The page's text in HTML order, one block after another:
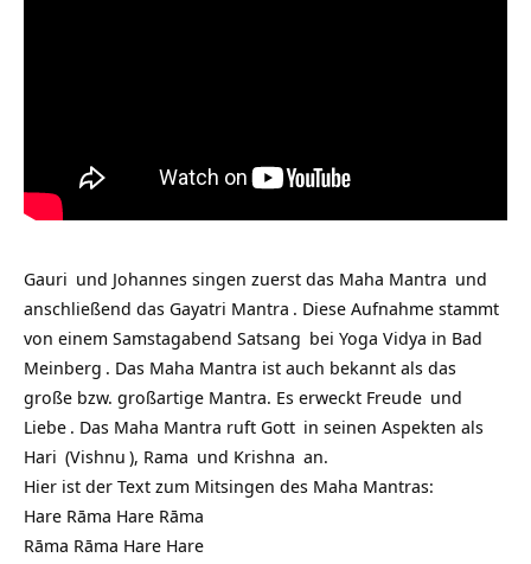
Gauri und Johannes singen zuerst das Maha Mantra und
anschließend das Gayatri Mantra . Diese Aufnahme stammt
von einem Samstagabend Satsang bei Yoga Vidya in Bad
Meinberg . Das Maha Mantra ist auch bekannt als das
große bzw. großartige Mantra. Es erweckt Freude und
Liebe . Das Maha Mantra ruft Gott in seinen Aspekten als
Hari (Vishnu ), Rama und Krishna an.
Hier ist der Text zum Mitsingen des Maha Mantras:
Hare Rāma Hare Rāma
Rāma Rāma Hare Hare